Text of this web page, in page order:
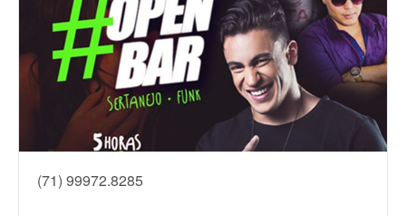
(71) 99972.8285